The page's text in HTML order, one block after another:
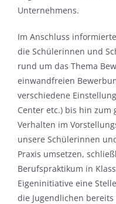
Unternehmens.
Im Anschluss
die Schülerinnen und
rund um das Thema
einwandfreien
verschiedene
Center etc.) bis hin
Verhalten im
unsere Schülerinnen
Praxis umsetzen,
Berufspraktikum in
Eigeninitiative eine
die Jugendlichen